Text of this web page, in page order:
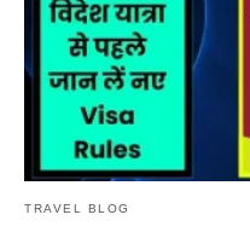
TRAVEL BLOG